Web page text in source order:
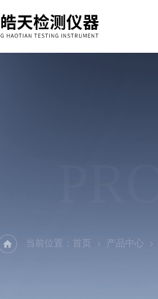
当前位置： 首页 产品中心